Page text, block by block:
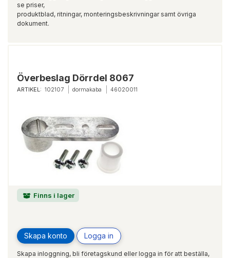
se priser,
produktblad, ritningar, monteringsbeskrivningar samt övriga
dokument.
Överbeslag Dörrdel 8067
ARTIKEL: 102107 dormakaba 46020011
Finns i lager
Skapa konto Logga in
Skapa inloggning, bli företagskund eller logga in för att beställa,